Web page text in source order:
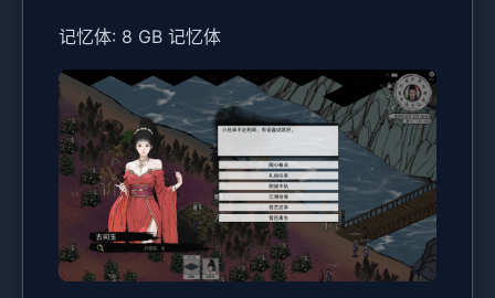
记忆体: 8 GB 记忆体